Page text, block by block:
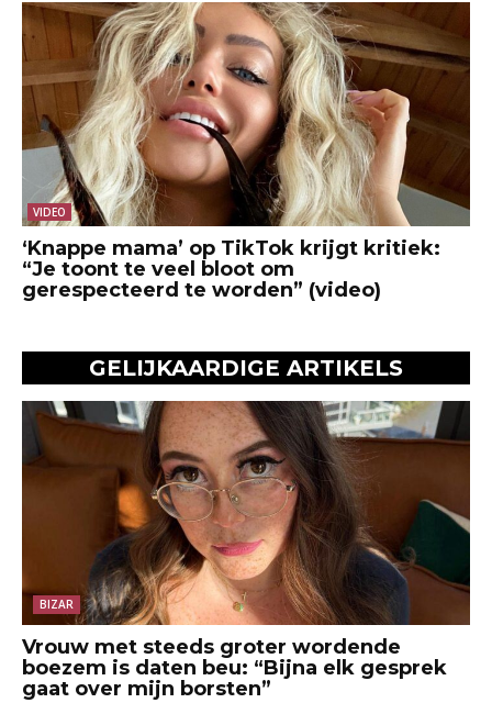
VIDEO
‘Knappe mama’ op TikTok krijgt kritiek:
“Je toont te veel bloot om
gerespecteerd te worden” (video)
GELIJKAARDIGE ARTIKELS
BIZAR
Vrouw met steeds groter wordende
boezem is daten beu: “Bijna elk gesprek
gaat over mijn borsten”